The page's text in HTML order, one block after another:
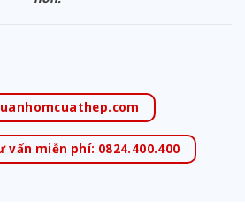
vấn miễn phí: 0824.400.400